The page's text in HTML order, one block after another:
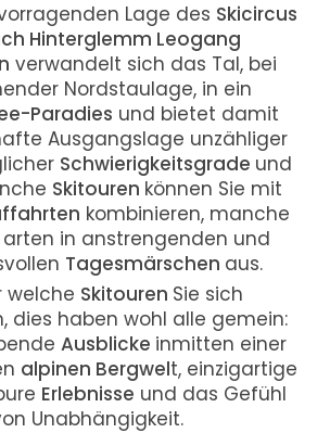
Lage des Skicircus
Hinterglemm Leogang
verwandelt sich das Tal, bei
Nordstaulage, in ein
Paradies und bietet damit
Ausgangslage unzähliger
Schwierigkeitsgrade und
Skitouren können Sie mit
kombinieren, manche
in anstrengenden und
Tagesmärschen aus.
welche Skitouren Sie sich
dies haben wohl alle gemein:
Ausblicke inmitten einer
alpinen Bergwelt, einzigartige
Erlebnisse und das Gefühl
Unabhängigkeit.